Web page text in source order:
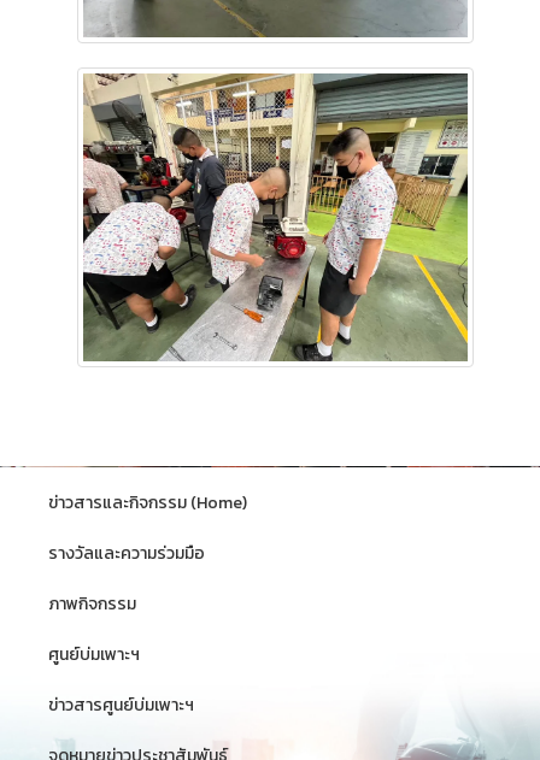
ข่าวสารและกิจกรรม (Home)
รางวัลและความร่วมมือ
ภาพกิจกรรม
ศูนย์บ่มเพาะฯ
ข่าวสารศูนย์บ่มเพาะฯ